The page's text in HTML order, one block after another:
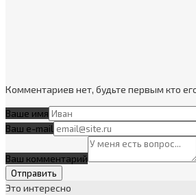
Комментариев нет, будьте первым кто
Ваше имя
Ваш e-mail
Ваш комментарий
Это интересно